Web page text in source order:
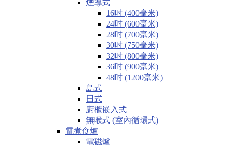
煙導式
16吋 (400毫米)
24吋 (600毫米)
28吋 (700毫米)
30吋 (750毫米)
32吋 (800毫米)
36吋 (900毫米)
48吋 (1200毫米)
島式
日式
廚櫃嵌入式
無喉式 (室內循環式)
電煮食爐
電磁爐